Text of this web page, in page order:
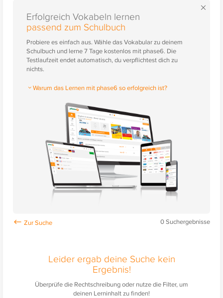
×
Erfolgreich Vokabeln lernen
passend zum Schulbuch
Probiere es einfach aus. Wähle das Vokabular zu deinem
Schulbuch und lerne 7 Tage kostenlos mit phase6. Die
Testlaufzeit endet automatisch, du verpflichtest dich zu
nichts.
Warum das Lernen mit phase6 so erfolgreich ist?
0Suchergebnisse
Leider ergab deine Suche kein
Ergebnis!
Überprüfe die Rechtschreibung oder nutze die Filter, um
deinen Lerninhalt zu finden!